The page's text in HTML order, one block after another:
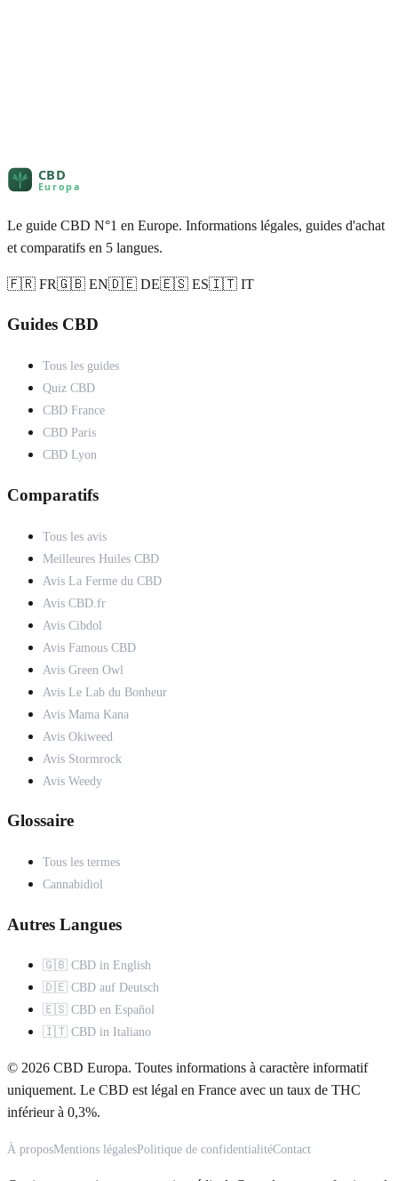
Le guide CBD N°1 en Europe. Informations légales, guides d'achat
et comparatifs en 5 langues.
🇫🇷 FR🇬🇧 EN🇩🇪 DE🇪🇸 ES🇮🇹 IT
Guides CBD
Tous les guides
Quiz CBD
CBD France
CBD Paris
CBD Lyon
Comparatifs
Tous les avis
Meilleures Huiles CBD
Avis La Ferme du CBD
Avis CBD.fr
Avis Cibdol
Avis Famous CBD
Avis Green Owl
Avis Le Lab du Bonheur
Avis Mama Kana
Avis Okiweed
Avis Stormrock
Avis Weedy
Glossaire
Tous les termes
Cannabidiol
Autres Langues
🇬🇧 CBD in English
🇩🇪 CBD auf Deutsch
🇪🇸 CBD en Español
🇮🇹 CBD in Italiano
© 2026 CBD Europa. Toutes informations à caractère informatif
uniquement. Le CBD est légal en France avec un taux de THC
inférieur à 0,3%.
À proposMentions légalesPolitique de confidentialitéContact